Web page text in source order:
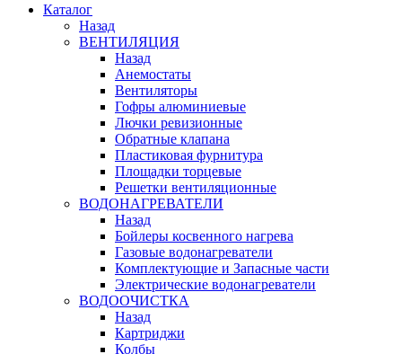
Каталог
Назад
ВЕНТИЛЯЦИЯ
Назад
Анемостаты
Вентиляторы
Гофры алюминиевые
Лючки ревизионные
Обратные клапана
Пластиковая фурнитура
Площадки торцевые
Решетки вентиляционные
ВОДОНАГРЕВАТЕЛИ
Назад
Бойлеры косвенного нагрева
Газовые водонагреватели
Комплектующие и Запасные части
Электрические водонагреватели
ВОДООЧИСТКА
Назад
Картриджи
Колбы